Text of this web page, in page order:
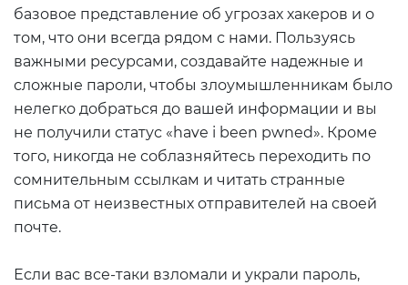
базовое представление об угрозах хакеров и о
том, что они всегда рядом с нами. Пользуясь
важными ресурсами, создавайте надежные и
сложные пароли, чтобы злоумышленникам было
нелегко добраться до вашей информации и вы
не получили статус «have i been pwned». Кроме
того, никогда не соблазняйтесь переходить по
сомнительным ссылкам и читать странные
письма от неизвестных отправителей на своей
почте.
Если вас все-таки взломали и украли пароль,